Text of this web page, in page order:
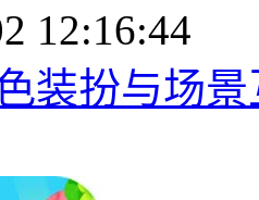
12:16:44
装扮与场